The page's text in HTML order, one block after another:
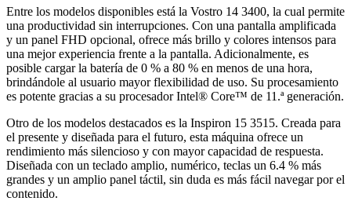
Entre los modelos disponibles está la Vostro 14 3400, la cual permite
una productividad sin interrupciones. Con una pantalla amplificada
y un panel FHD opcional, ofrece más brillo y colores intensos para
una mejor experiencia frente a la pantalla. Adicionalmente, es
posible cargar la batería de 0 % a 80 % en menos de una hora,
brindándole al usuario mayor flexibilidad de uso. Su procesamiento
es potente gracias a su procesador Intel® Core™ de 11.ª generación.
Otro de los modelos destacados es la Inspiron 15 3515. Creada para
el presente y diseñada para el futuro, esta máquina ofrece un
rendimiento más silencioso y con mayor capacidad de respuesta.
Diseñada con un teclado amplio, numérico, teclas un 6.4 % más
grandes y un amplio panel táctil, sin duda es más fácil navegar por el
contenido.